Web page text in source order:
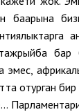
баарына
бар
отурган